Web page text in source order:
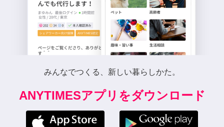
みんなでつくる、新しい暮らしかた。
ANYTIMESアプリをダウンロード